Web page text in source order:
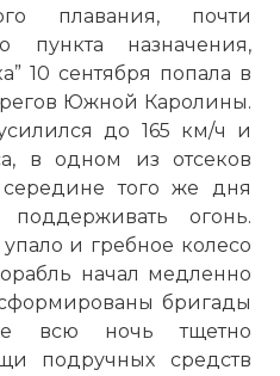
плавания, почти
пункта назначения,
10 сентября попала в
Южной Каролины.
до 165 км/ч и
в одном из отсеков
того же дня
огонь.
и гребное колесо
начал медленно
бригады
всю ночь тщетно
подручных средств